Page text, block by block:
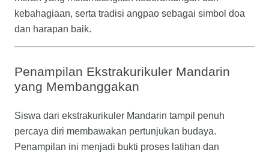
kebahagiaan, serta tradisi angpao sebagai simbol doa
dan harapan baik.
Penampilan Ekstrakurikuler Mandarin
yang Membanggakan
Siswa dari ekstrakurikuler Mandarin tampil penuh
percaya diri membawakan pertunjukan budaya.
Penampilan ini menjadi bukti proses latihan dan